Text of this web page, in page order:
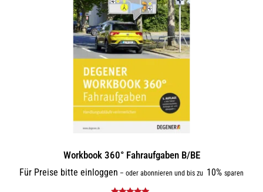
Workbook 360° Fahraufgaben B/BE
Für Preise bitte einloggen – oder abonnieren und bis zu 10% sparen